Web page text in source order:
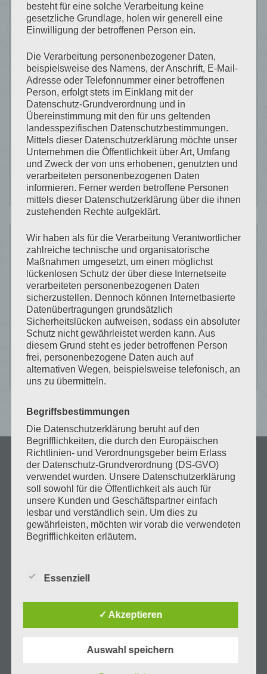
Formen in Weiß & LEGO‑Abenteuer am
Pardatschgrat – Ein Winterhighlight für
Skiurlaub trifft Weltstars – Wintermagie
rund um das Haus Julia in Waldhof
Goldener Herbst in Ischgl
Ischgl mit Kindern
Silvretta Card Premium
Recent
Comments
Es sind keine Kommentare vorhanden.
Startseite
besteht für eine solche Verarbeitung keine
gesetzliche Grundlage, holen wir generell eine
Einwilligung der betroffenen Person ein.
Die Verarbeitung personenbezogener Daten,
beispielsweise des Namens, der Anschrift, E-Mail-
Adresse oder Telefonnummer einer betroffenen
Person, erfolgt stets im Einklang mit der
Datenschutz-Grundverordnung und in
Übereinstimmung mit den für uns geltenden
landesspezifischen Datenschutzbestimmungen.
Mittels dieser Datenschutzerklärung möchte unser
Unternehmen die Öffentlichkeit über Art, Umfang
und Zweck der von uns erhobenen, genutzten und
verarbeiteten personenbezogenen Daten
informieren. Ferner werden betroffene Personen
mittels dieser Datenschutzerklärung über die ihnen
zustehenden Rechte aufgeklärt.
Wir haben als für die Verarbeitung Verantwortlicher
zahlreiche technische und organisatorische
Maßnahmen umgesetzt, um einen möglichst
lückenlosen Schutz der über diese Internetseite
verarbeiteten personenbezogenen Daten
sicherzustellen. Dennoch können Internetbasierte
Datenübertragungen grundsätzlich
Sicherheitslücken aufweisen, sodass ein absoluter
Schutz nicht gewährleistet werden kann. Aus
diesem Grund steht es jeder betroffenen Person
frei, personenbezogene Daten auch auf
alternativen Wegen, beispielsweise telefonisch, an
uns zu übermitteln.
Begriffsbestimmungen
Die Datenschutzerklärung beruht auf den
Begrifflichkeiten, die durch den Europäischen
Richtlinien- und Verordnungsgeber beim Erlass
der Datenschutz-Grundverordnung (DS-GVO)
verwendet wurden. Unsere Datenschutzerklärung
soll sowohl für die Öffentlichkeit als auch für
unsere Kunden und Geschäftspartner einfach
lesbar und verständlich sein. Um dies zu
gewährleisten, möchten wir vorab die verwendeten
Begrifflichkeiten erläutern.
unter anderem die folgenden Begriffe:
a) personenbezogene Daten
Personenbezogene Daten sind alle
Informationen, die sich auf eine identifizierte
Folgenden „betroffene Person") beziehen. Als
Essenziell
✓ Akzeptieren
Auswahl speichern